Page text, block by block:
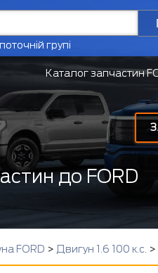
групі
Каталог запчастин
до FORD
FORD > Двигун 1.6 100 к.с. >